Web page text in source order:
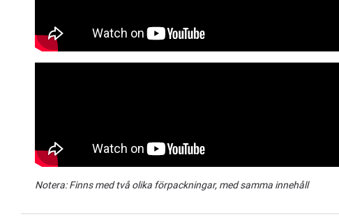
Notera: Finns med två olika förpackningar, med samma innehåll